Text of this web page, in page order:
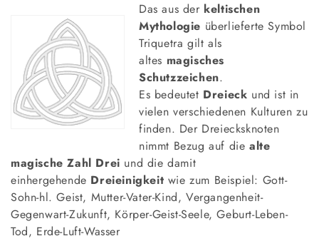
Das aus der keltischen
Mythologie überlieferte Symbol
Triquetra gilt als
altes magisches
Schutzzeichen.
Es bedeutet Dreieck und ist in
vielen verschiedenen Kulturen zu
finden. Der Dreiecksknoten
nimmt Bezug auf die alte
magische Zahl Drei und die damit
einhergehende Dreieinigkeit wie zum Beispiel: Gott-
Sohn-hl. Geist, Mutter-Vater-Kind, Vergangenheit-
Gegenwart-Zukunft, Körper-Geist-Seele, Geburt-Leben-
Tod, Erde-Luft-Wasser